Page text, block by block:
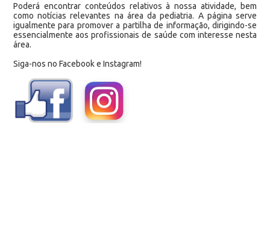
Poderá encontrar conteúdos relativos à nossa atividade, bem
como notícias relevantes na área da pediatria. A página serve
igualmente para promover a partilha de informação, dirigindo-se
essencialmente aos profissionais de saúde com interesse nesta
área.
Siga-nos no Facebook e Instagram!